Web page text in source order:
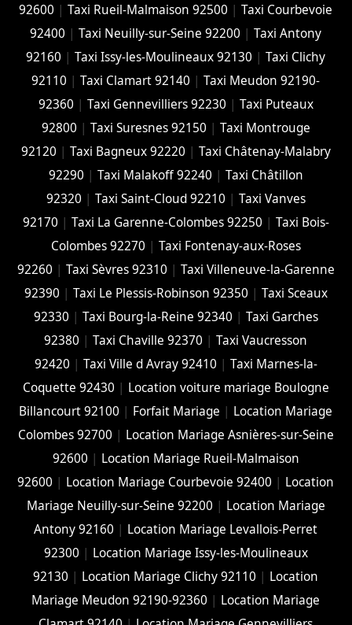
92600 |Taxi Rueil-Malmaison 92500 |Taxi Courbevoie
92400 |Taxi Neuilly-sur-Seine 92200 |Taxi Antony
92160 |Taxi Issy-les-Moulineaux 92130 |Taxi Clichy
92110 |Taxi Clamart 92140 |Taxi Meudon 92190-
92360 | Taxi Gennevilliers 92230 | Taxi Puteaux
92800 | Taxi Suresnes 92150 | Taxi Montrouge
92120 | Taxi Bagneux 92220 | Taxi Châtenay-Malabry
92290 | Taxi Malakoff 92240 | Taxi Châtillon
92320 | Taxi Saint-Cloud 92210 | Taxi Vanves
92170 | Taxi La Garenne-Colombes 92250 | Taxi Bois-
Colombes 92270 | Taxi Fontenay-aux-Roses
92260 | Taxi Sèvres 92310 | Taxi Villeneuve-la-Garenne
92390 | Taxi Le Plessis-Robinson 92350 | Taxi Sceaux
92330 | Taxi Bourg-la-Reine 92340 | Taxi Garches
92380 |Taxi Chaville 92370 |Taxi Vaucresson
92420 | Taxi Ville d Avray 92410 | Taxi Marnes-la-
Coquette 92430 | Location voiture mariage Boulogne
Billancourt 92100 | Forfait Mariage | Location Mariage
Colombes 92700 | Location Mariage Asnières-sur-Seine
92600 | Location Mariage Rueil-Malmaison
92600 | Location Mariage Courbevoie 92400 | Location
Mariage Neuilly-sur-Seine 92200 | Location Mariage
Antony 92160 | Location Mariage Levallois-Perret
92300 | Location Mariage Issy-les-Moulineaux
92130 | Location Mariage Clichy 92110 | Location
Mariage Meudon 92190-92360 | Location Mariage